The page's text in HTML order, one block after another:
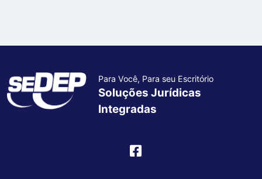
Para Você, Para seu Escritório
Soluções Jurídicas
Integradas